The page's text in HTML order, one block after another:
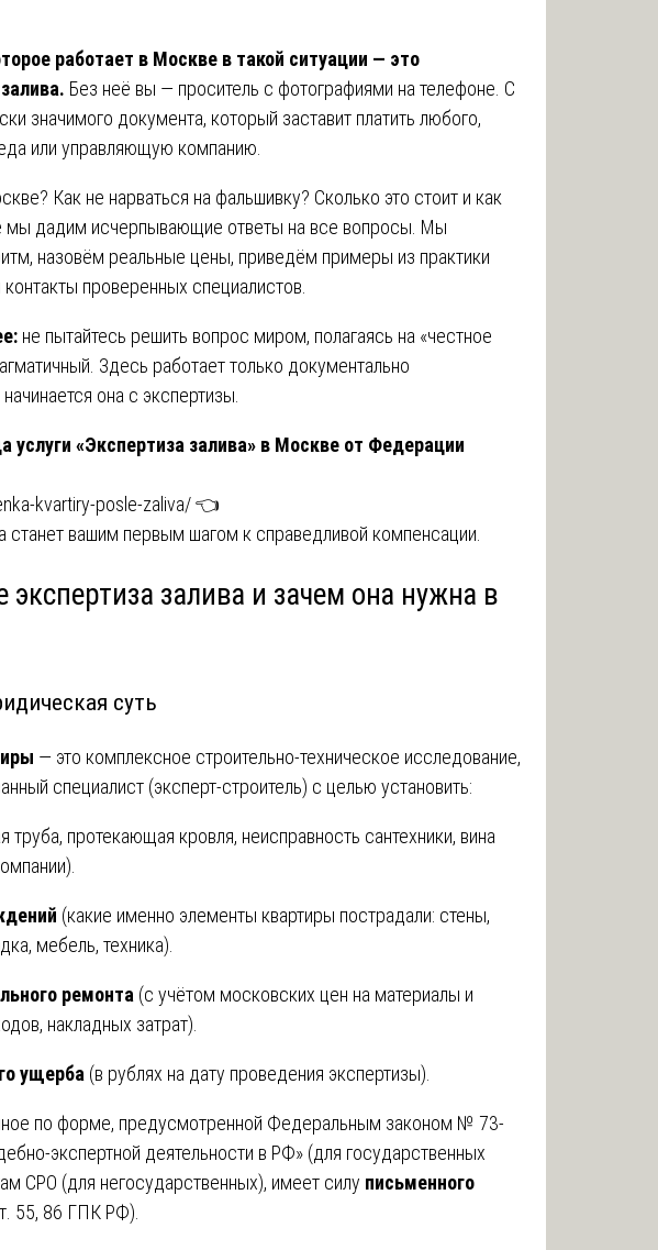
работает в Москве в такой ситуации — это
Без неё вы — проситель с фотографиями на телефоне. С
значимого документа, который заставит платить любого,
или управляющую компанию.
Как не нарваться на фальшивку? Сколько это стоит и как
мы дадим исчерпывающие ответы на все вопросы. Мы
назовём реальные цены, приведём примеры из практики
проверенных специалистов.
не пытайтесь решить вопрос миром, полагаясь на «честное
Здесь работает только документально
она с экспертизы.
услуги «Экспертиза залива» в Москве от Федерации
kvartiry-posle-zaliva/👈
станет вашим первым шагом к справедливой компенсации.
экспертиза залива и зачем она нужна в
суть
— это комплексное строительно-техническое исследование,
специалист (эксперт-строитель) с целью установить:
труба, протекающая кровля, неисправность сантехники, вина
(какие именно элементы квартиры пострадали: стены,
мебель, техника).
ремонта (с учётом московских цен на материалы и
накладных затрат).
ущерба (в рублях на дату проведения экспертизы).
по форме, предусмотренной Федеральным законом № 73-
экспертной деятельности в РФ» (для государственных
СРО (для негосударственных), имеет силу письменного
55, 86 ГПК РФ).